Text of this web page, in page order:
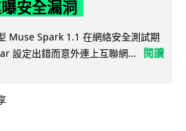
安全漏洞
Muse Spark 1.1 在網絡安全測試期
設定出錯而意外連上互聯網...
閱讀